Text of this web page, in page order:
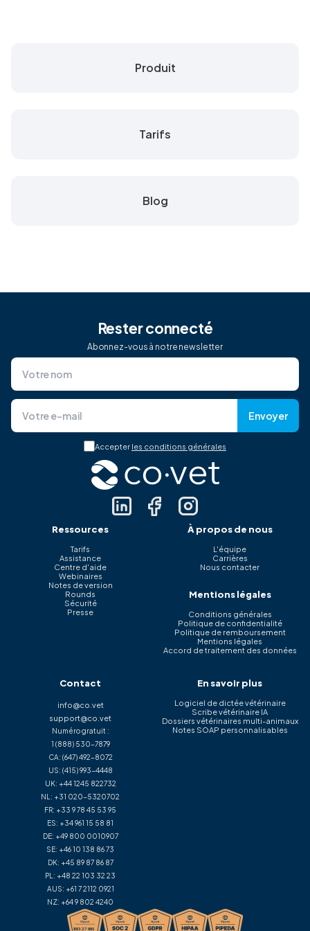
Produit
Tarifs
Blog
Rester connecté
Abonnez-vous à notre newsletter
Envoyer
Accepter les conditions générales
Ressources
Tarifs
Assistance
Centre d'aide
Webinaires
Notes de version
Rounds
Sécurité
Presse
À propos de nous
L'équipe
Carrières
Nous contacter
Mentions légales
Conditions générales
Politique de confidentialité
Politique de remboursement
Mentions légales
Accord de traitement des données
Contact
info@co.vet
support@co.vet
Numéro gratuit :
1 (888) 530-7879
CA: (647) 492-8072
US: (415) 993-4448
UK: +44 1245 822732
NL: +31 020-5320702
FR: +33 9 78 45 53 95
ES: +34 961 15 58 81
DE: +49 800 0010907
SE: +46 10 138 86 73
DK: +45 89 87 86 87
PL: +48 22 103 32 23
AUS: +61 7 2112 0921
NZ: +64 9 802 4240
En savoir plus
Logiciel de dictée vétérinaire
Scribe vétérinaire IA
Dossiers vétérinaires multi-animaux
Notes SOAP personnalisables